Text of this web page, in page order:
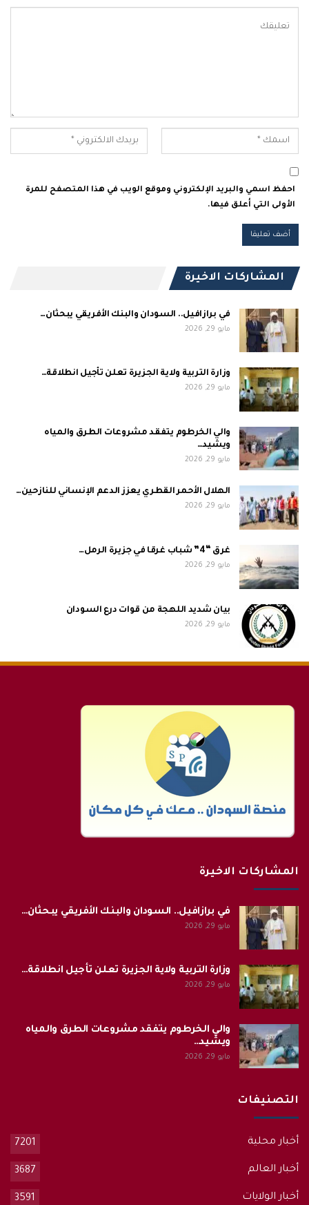
احفظ اسمي والبريد الإلكتروني وموقع الويب في هذا المتصفح للمرة
الأولى التي أعلق فيها.
المشاركات الاخيرة
في برازافيل.. السودان والبنك الأفريقي يبحثان…
مايو 29, 2026
وزارة التربية ولاية الجزيرة تعلن تأجيل انطلاقة…
مايو 29, 2026
والي الخرطوم يتفقد مشروعات الطرق والمياه
ويشيد…
مايو 29, 2026
الهلال الأحمر القطري يعزز الدعم الإنساني للنازحين…
مايو 29, 2026
غرق “4” شباب غرقا في جزيرة الرمل…
مايو 29, 2026
بيان شديد اللهجة من قوات درع السودان
مايو 29, 2026
المشاركات الاخيرة
في برازافيل.. السودان والبنك الأفريقي يبحثان…
مايو 29, 2026
وزارة التربية ولاية الجزيرة تعلن تأجيل انطلاقة…
مايو 29, 2026
والي الخرطوم يتفقد مشروعات الطرق والمياه
ويشيد…
مايو 29, 2026
التصنيفات
أخبار محلية 7201
أخبار العالم 3687
أخبار الولايات 3591